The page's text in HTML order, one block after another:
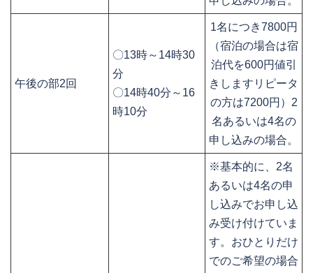
午後の部2回
〇13時～14時30
分
〇14時40分～16
時10分
1名につき7800円
（宿泊の場合は宿
泊代を600円値引
きしますリピータ
の方は7200円）2
名あるいは4名の
申し込みの場合。
※基本的に、2名
あるいは4名の申
し込みでお申し込
み受け付けていま
す。おひとりだけ
でのご希望の場合